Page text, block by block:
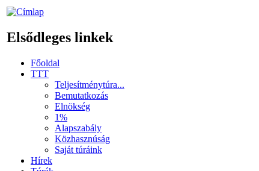
Elsődleges linkek
Főoldal
TTT
Teljesítménytúra...
Bemutatkozás
Elnökség
1%
Alapszabály
Közhasznúság
Saját túráink
Hírek